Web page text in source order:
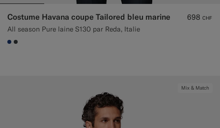
Costume Havana coupe Tailored bleu marine
All season Pure laine S130 par Reda, Italie
698 CHF
#1C3D7A
#3d4043
Mix & Match